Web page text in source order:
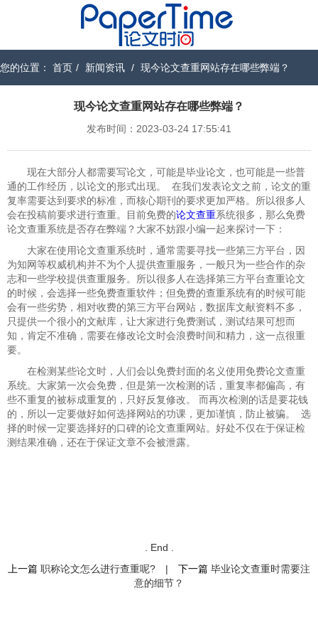
您的位置： 首页 / 新闻资讯 / 现今论文查重网站存在哪些弊端？
现今论文查重网站存在哪些弊端？
发布时间：2023-03-24 17:55:41
现在大部分人都需要写论文，可能是毕业论文，也可能是一些普
通的工作经历，以论文的形式出现。 在我们发表论文之前，论文的重
复率需要达到要求的标准，而核心期刊的要求更加严格。所以很多人
会在投稿前要求进行查重。目前免费的论文查重系统很多，那么免费
论文查重系统是否存在弊端？大家不妨跟小编一起来探讨一下：
大家在使用论文查重系统时，通常需要寻找一些第三方平台，因
为知网等权威机构并不为个人提供查重服务，一般只为一些合作的杂
志和一些学校提供查重服务。所以很多人在选择第三方平台查重论文
的时候，会选择一些免费查重软件；但免费的查重系统有的时候可能
会有一些劣势，相对收费的第三方平台网站，数据库文献资料不多，
只提供一个很小的文献库，让大家进行免费测试，测试结果可想而
知，肯定不准确，需要在修改论文时会浪费时间和精力，这一点很重
要。
在检测某些论文时，人们会以免费封面的名义使用免费论文查重
系统。大家第一次会免费，但是第一次检测的话，重复率都偏高，有
些不重复的被标成重复的，只好反复修改。 而再次检测的话是要花钱
的，所以一定要做好如何选择网站的功课，更加谨慎，防止被骗。 选
择的时候一定要选择好的口碑的论文查重网站。好处不仅在于保证检
测结果准确，还在于保证文章不会被泄露。
. End .
上一篇 职称论文怎么进行查重呢? | 下一篇 毕业论文查重时需要注
意的细节？